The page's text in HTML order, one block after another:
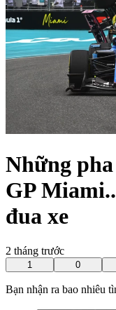
Những
GP
đua xe
2 tháng trước
1 0
Bạn nhận ra bao nhiêu